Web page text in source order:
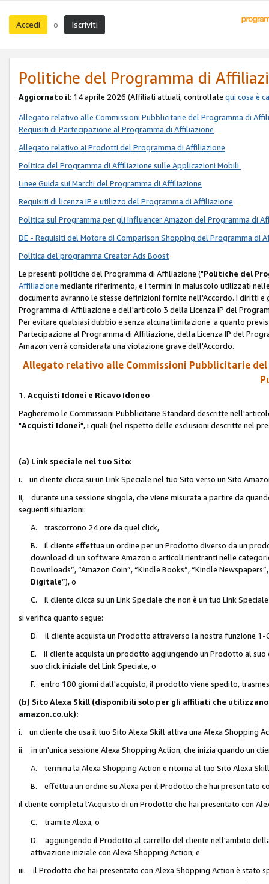
Accedi o Iscriviti
Politiche del Programma di
Aggiornato il: 14 aprile 2026 (Affiliati attuali, controllate qui cosa è
Allegato relativo alle Commissioni Pubblicitarie del Programma di
Requisiti di Partecipazione al Programma di Affiliazione
Allegato relativo ai Prodotti del Programma di Affiliazione
Politica del Programma di Affiliazione sulle Applicazioni Mobili
Linee Guida sui Marchi del Programma di Affiliazione
Requisiti di licenza IP e utilizzo del Programma di Affiliazione
Politica sul Programma per gli Influencer Amazon del Programma di
DE - Requisiti del Motore di Comparison Shopping del Programma di
Politica del programma Creator Ads Boost
Le presenti politiche del Programma di Affiliazione ("Politiche del
Affiliazione mediante riferimento, e i termini in maiuscolo utilizzati
documento avranno le stesse definizioni fornite nell'Accordo. I diritti
Programma di Affiliazione e dell'articolo 3 della Licenza IP del
Per evitare qualsiasi dubbio e senza alcuna limitazione a quanto
Partecipazione al Programma di Affiliazione, della Licenza IP del
Amazon verrà considerata una violazione grave dell'Accordo.
Allegato relativo alle Commissioni Pubblicitarie
1. Acquisti Idonei e Ricavo Idoneo
Pagheremo le Commissioni Pubblicitarie Standard descritte
"Acquisti Idonei", i quali (nel rispetto delle esclusioni descritte nel
(a) Link speciale nel tuo Sito:
i. un cliente clicca su un Link Speciale nel tuo Sito verso un Sito
ii, durante una sessione singola, che viene misurata a partire da
seguenti situazioni:
A. trascorrono 24 ore da quel click,
B. il cliente effettua un ordine per un Prodotto diverso da un
download di un software Amazon o articoli rientranti nelle categorie
Downloads”, “Amazon Coin”, “Kindle Books”, “Kindle
Digitale”), o
C. il cliente clicca su un Link Speciale che non è un tuo Link
si verifica quanto segue:
D. il cliente acquista un Prodotto attraverso la nostra funzione 1-
E. il cliente acquista un prodotto aggiungendo un Prodotto al
suo click iniziale del Link Speciale, o
F. entro 180 giorni dall'acquisto, il prodotto viene spedito,
(b) Sito Alexa Skill (disponibili solo per gli affiliati che
amazon.co.uk):
i. un cliente che usa il tuo Sito Alexa Skill attiva una Alexa Shopping
ii. in un'unica sessione Alexa Shopping Action, che inizia quando un
A. termina la Alexa Shopping Action e ritorna al tuo Sito Alexa
B. effettua un ordine su Alexa per il Prodotto che hai presentato
il cliente completa l'Acquisto di un Prodotto che hai presentato con
C. tramite Alexa, o
D. aggiungendo il Prodotto al carrello del cliente nell'ambito
attivazione iniziale con Alexa Shopping Action; e
iii. il Prodotto che hai presentato con Alexa Shopping Action è stato